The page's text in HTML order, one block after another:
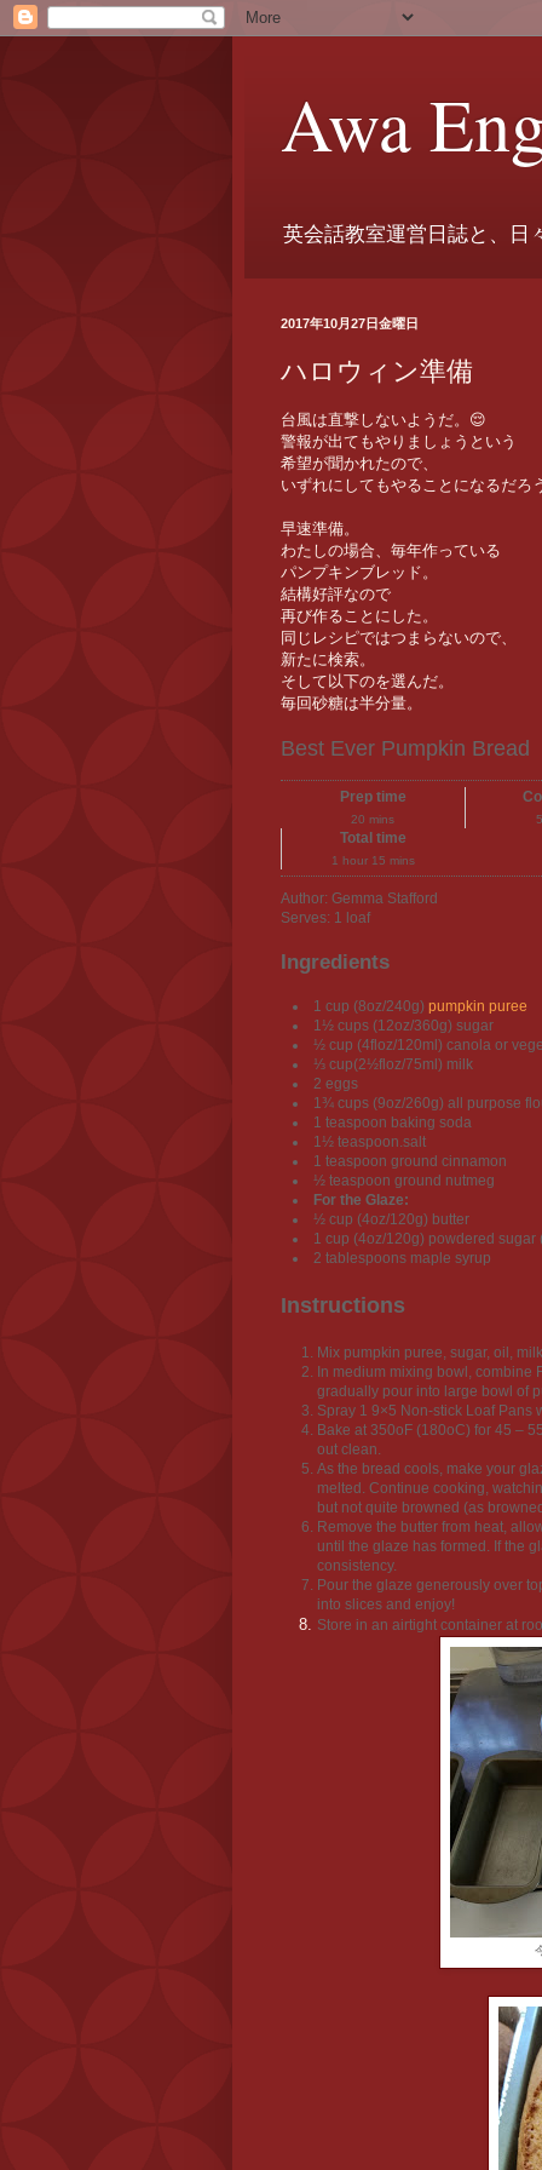
Awa
英会話教室運営日誌と、日
2017年10月27日金曜日
ハロウィン準備
台風は直撃しないようだ。😌
警報が出てもやりましょうという
希望が聞かれたので、
いずれにしてもやることになるだろ
早速準備。
わたしの場合、毎年作っている
パンプキンブレッド。
結構好評なので
再び作ることにした。
同じレシピではつまらないので、
新たに検索。
そして以下のを選んだ。
毎回砂糖は半分量。
Best Ever Pumpkin Bread
Prep time
20 mins
Total time
1 hour 15 mins
Author: Gemma Stafford
Serves: 1 loaf
Ingredients
1 cup (8oz/240g) pumpkin puree
1½ cups (12oz/360g) sugar
½ cup (4floz/120ml) canola or
⅓ cup(2½floz/75ml) milk
2 eggs
1¾ cups (9oz/260g) all purpose
1 teaspoon baking soda
1½ teaspoon.salt
1 teaspoon ground cinnamon
½ teaspoon ground nutmeg
For the Glaze:
½ cup (4oz/120g) butter
1 cup (4oz/120g) powdered
2 tablespoons maple syrup
Instructions
Mix pumpkin puree, sugar, oil,
In medium mixing bowl, combine
gradually pour into large bowl of
Spray 1 9×5 Non-stick Loaf Pans
Bake at 350oF (180oC) for 45 –
out clean.
As the bread cools, make your
melted. Continue cooking,
but not quite browned (as
Remove the butter from heat,
until the glaze has formed. If the
consistency.
Pour the glaze generously over
into slices and enjoy!
Store in an airtight container at